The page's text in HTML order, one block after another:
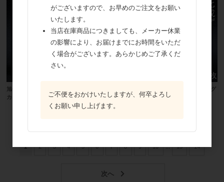
旭化成 クックパー紙カップ（ベーキング
カップ）7－A 250枚
旭化成 クックパー紙カップ（ベーキング
カップ）8－A 250枚
1 2 3 4 5 6 7 8 9 10 ... 13 14
がございますので、お早めのご注文をお願い
いたします。
当店在庫商品につきましても、メーカー休業
の影響により、お届けまでにお時間をいただ
く場合がございます。あらかじめご了承くだ
さい。
ご不便をおかけいたしますが、何卒よろし
くお願い申し上げます。